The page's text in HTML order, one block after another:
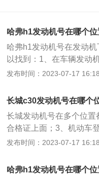
哈弗h1发动机号在哪个位
哈弗h1发动机号在发动
以找到：1、在车辆发动
号码，一般不方便查看，
柱铭牌上面。6、购车发
明发动机号。8、营运车
机型号是生产厂家按照
记录车辆的重要档案信
据车辆的不同车型，每台
和产品批次等。装在轿车
发布时间：2023-07-17
长城c30发动机号在哪个
长城发动机号在多个位
合格证上面；3、机动车
的b柱铭牌上面。发动机
码。一般的发动机号在汽
具体的可以咨询汽车生
发布时间：2023-07-17
哈弗h1发动机号在哪个位